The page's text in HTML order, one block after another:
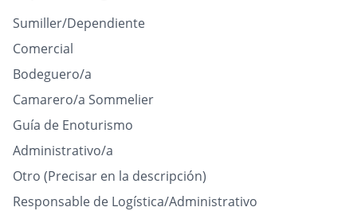
Sumiller/Dependiente
Comercial
Bodeguero/a
Camarero/a Sommelier
Guía de Enoturismo
Administrativo/a
Otro (Precisar en la descripción)
Responsable de Logística/Administrativo